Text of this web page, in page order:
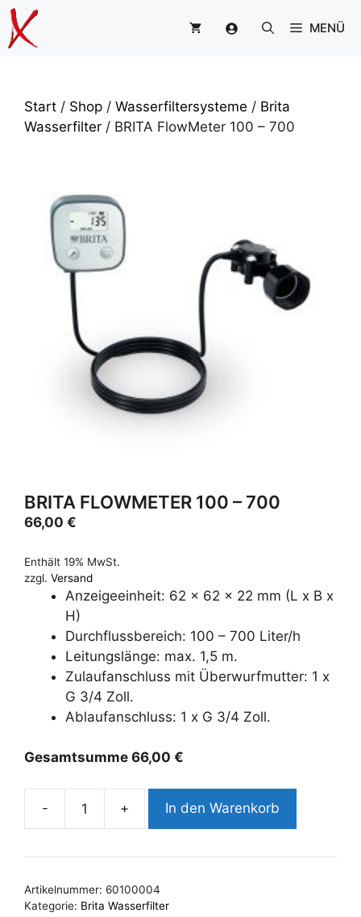
Zum
Inhalt
springen
MENÜ
Start / Shop / Wasserfiltersysteme / Brita
Wasserfilter / BRITA FlowMeter 100 – 700
BRITA FLOWMETER 100 – 700
66,00 €
Enthält 19% MwSt.
zzgl. Versand
Anzeigeeinheit: 62 x 62 x 22 mm (L x B x
H)
Durchflussbereich: 100 – 700 Liter/h
Leitungslänge: max. 1,5 m.
Zulaufanschluss mit Überwurfmutter: 1 x
G 3/4 Zoll.
Ablaufanschluss: 1 x G 3/4 Zoll.
Gesamtsumme 66,00 €
-
BRITA
100
700
+ In den Warenkorb
Artikelnummer: 60100004
Kategorie: Brita Wasserfilter